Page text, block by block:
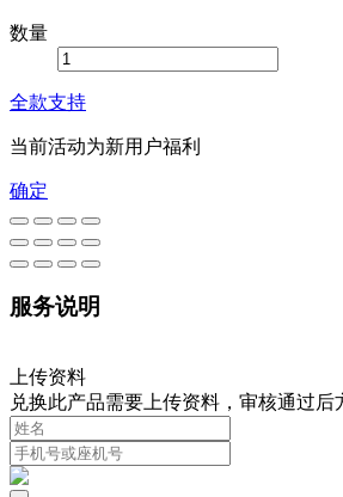
数量
全款支持
当前活动为新用户福利
确定
服务说明
上传资料
兑换此产品需要上传资料，审核通过后